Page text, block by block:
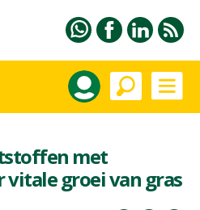
met
vitale groei van gras